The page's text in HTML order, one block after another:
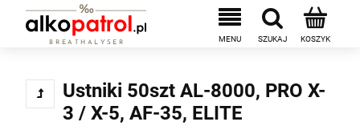
Ustniki 50szt AL-8000, PRO X-
3 / X-5, AF-35, ELITE